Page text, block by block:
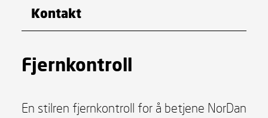
Kontakt
Fjernkontroll
En stilren fjernkontroll for å betjene NorDan